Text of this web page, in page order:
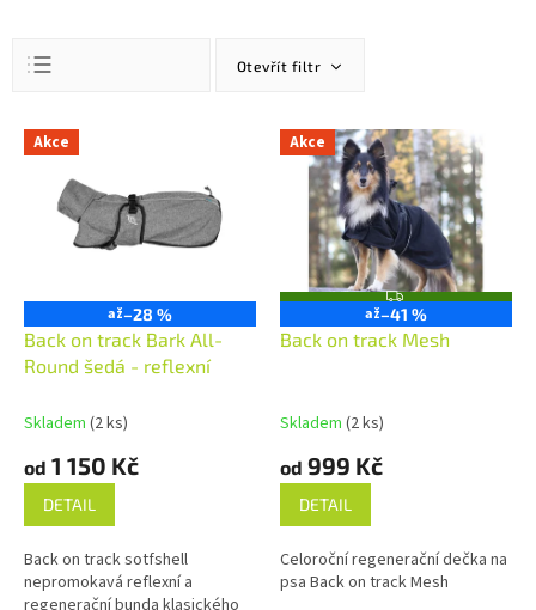
e
n
Nejlevnější
Nejdražší
Nejprodávanější
Otevřít filtr
V Akce
až–28 %
Back on track Bark All-
Round šedá - reflexní
Skladem (2 ks)
od 1 150 Kč
DETAIL
Back on track sotfshell
nepromokavá reflexní a
Akce
Z
D
A
R
až–41 %
Back on track Mesh
Skladem (2 ks)
od 999 Kč
DETAIL
Celoroční regenerační dečka na
psa Back on track Mesh